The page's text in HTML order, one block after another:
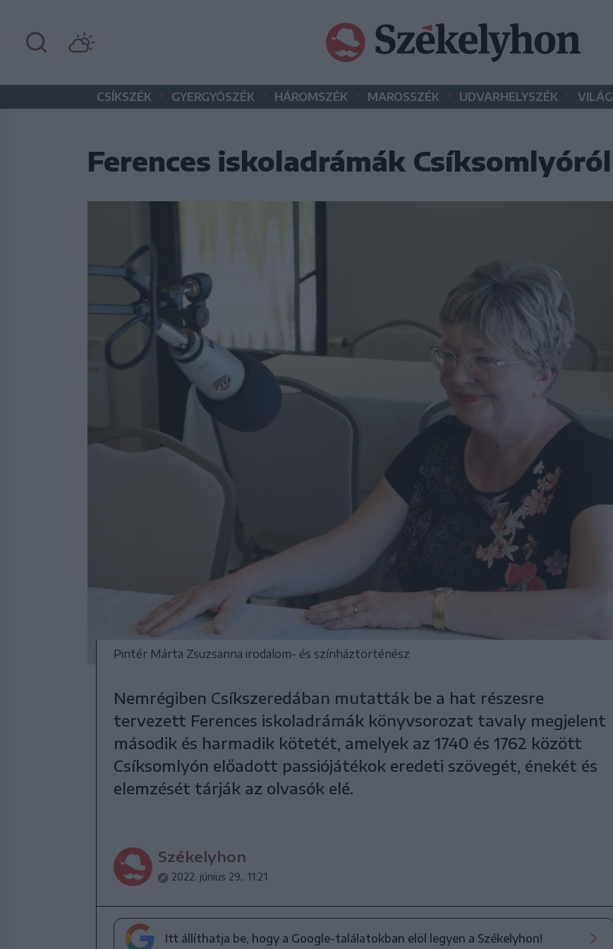
CSÍKSZÉK • GYERGYÓSZÉK • HÁROMSZÉK • MAROSSZÉK • UDVARHELYSZÉK • VILÁG
Ferences iskoladrámák Csíksomlyóról
Pintér Márta Zsuzsanna irodalom- és színháztörténész
Nemrégiben Csíkszeredában mutatták be a hat részesre
tervezett Ferences iskoladrámák könyvsorozat tavaly megjelent
második és harmadik kötetét, amelyek az 1740 és 1762 között
Csíksomlyón előadott passiójátékok eredeti szövegét, énekét és
elemzését tárják az olvasók elé.
Székelyhon
2022. június 29., 11:21
Itt állíthatja be, hogy a Google-találatokban elöl legyen a Székelyhon!